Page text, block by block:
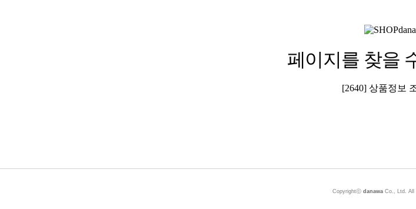
페이지를 찾을
[2640] 상품정보
Copyrightⓒ danawaCo., Ltd. All